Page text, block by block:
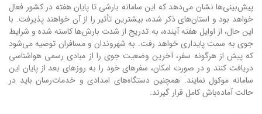
پیش‌بینی‌ها نشان می‌دهد که این سامانه بارشی تا پایان هفته در کشور فعال
خواهد بود و استان‌های ذکر شده، بیشترین تأثیر را از آن خواهند پذیرفت. با
این حال، از اوایل هفته آینده، به تدریج از شدت بارش‌ها کاسته شده و شرایط
جوی به سمت پایداری خواهد رفت. به شهروندان و مسافران توصیه می‌شود
که پیش از هرگونه سفر، آخرین وضعیت جوی را از مبادی رسمی هواشناسی
دریافت کنند و در صورت امکان، سفرهای خود را به روزهای بعد از پایان این
سامانه موکول نمایند. همچنین دستگاه‌های امدادی و خدمات‌رسان باید در
حالت آماده‌باش کامل قرار گیرند.